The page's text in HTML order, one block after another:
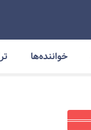
خواننده‌ها